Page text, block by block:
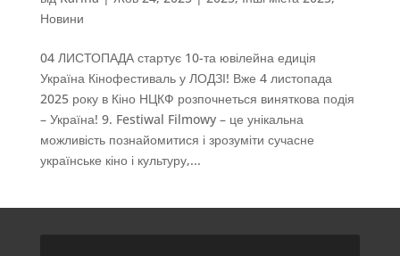
Новини
04 ЛИСТОПАДА стартує 10-та ювілейна едиція
Україна Кінофестиваль у ЛОДЗІ! Вже 4 листопада
2025 року в Кіно НЦКФ розпочнеться виняткова подія
– Україна! 9. Festiwal Filmowy – це унікальна
можливість познайомитися і зрозуміти сучасне
українське кіно і культуру,...